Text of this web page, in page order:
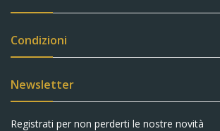
Condizioni
Newsletter
Registrati per non perderti le nostre novità